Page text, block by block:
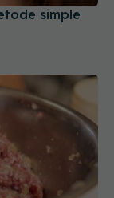
simple